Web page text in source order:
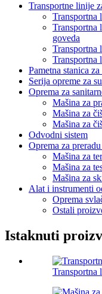
Transportne linije
Transportna
Transportna
goveda
Transportna
Transportna
Pametna stanica
Serija opreme za
Oprema za
Mašina za
Mašina za
Mašina za
Odvodni sistem
Oprema za preradu
Mašina za
Mašina za
Mašina za
Alat i instrumenti
Oprema
Ostali
Istaknuti
Transportna